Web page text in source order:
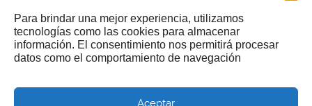
Para brindar una mejor experiencia, utilizamos
tecnologías como las cookies para almacenar
información. El consentimiento nos permitirá procesar
datos como el comportamiento de navegación
Aceptar
¿Nos invitas a un cafecillo?
Si te gusta nuestra web puedes echar limosna a estos